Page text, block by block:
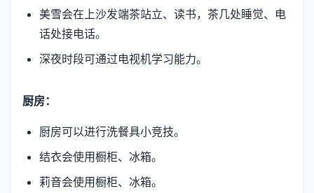
美雪会在上沙发端茶站立、读书，茶几处睡觉、电
话处接电话。
深夜时段可通过电视机学习能力。
厨房：
厨房可以进行洗餐具小竞技。
结衣会使用橱柜、冰箱。
莉音会使用橱柜、冰箱。